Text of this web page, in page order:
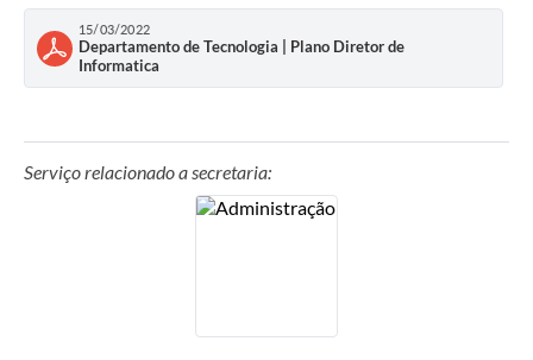
15/03/2022
Departamento de Tecnologia | Plano Diretor de
Informatica
Serviço relacionado a secretaria: